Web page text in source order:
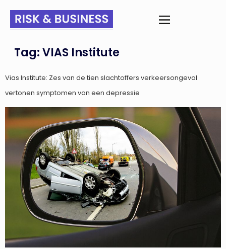
Tag:VIAS Institute
Vias Institute: Zes van de tien slachtoffers verkeersongeval
vertonen symptomen van een depressie